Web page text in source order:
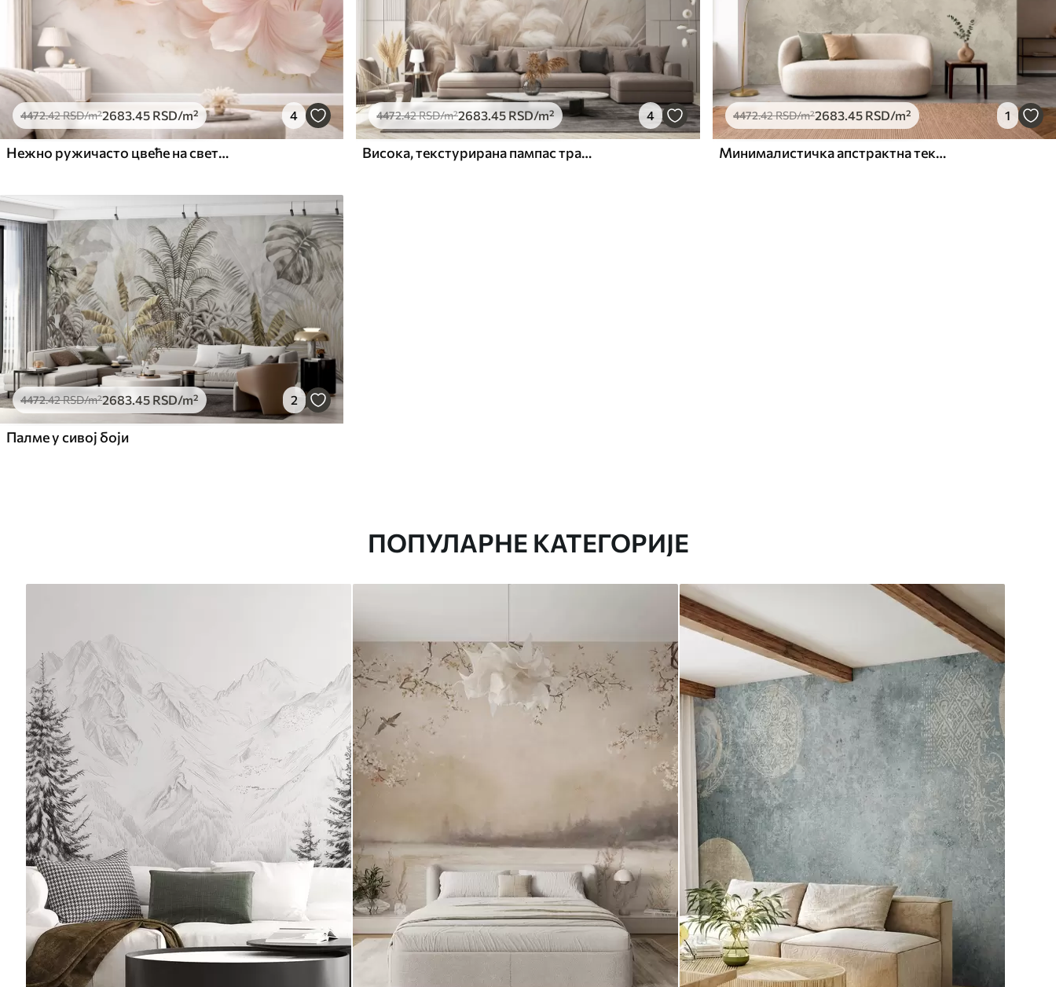
4472.42RSD/m²2683 .45 RSD/m² 4
Нежно ружичасто цвеће на светлој позадини
4472.42RSD/m²2683 .45 RSD/m² 4
Висока, текстурирана пампас трава у меким, топлим, неутралним тоновима, са замућеном, светлом позадином
4472.42RSD/m²2683.45 RSD/m² 1
Минималистичка апстрактна текстура четкице у беж тоновима
4472.42RSD/m²2683.45 RSD/m² 2
Палме у сивој боји
ПОПУЛАРНЕ КАТЕГОРИЈЕ